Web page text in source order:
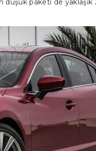
düşük paketi de